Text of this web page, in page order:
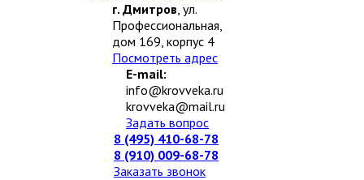
г. Дмитров, ул.
Профессиональная,
дом 169, корпус 4
Посмотреть адрес
E-mail:
info@krovveka.ru
krovveka@mail.ru
Задать вопрос
8 (495) 410-68-78
8 (910) 009-68-78
Заказать звонок